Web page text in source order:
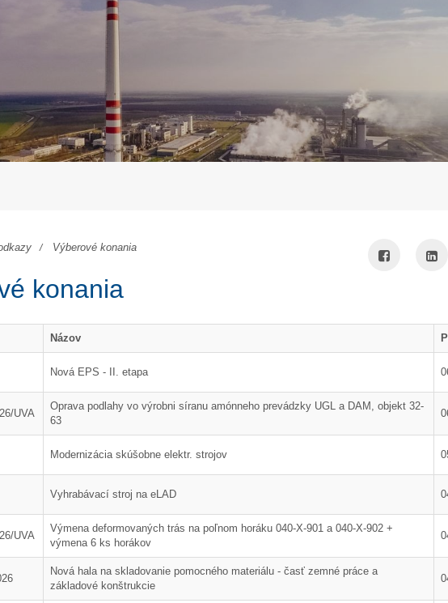
Výberové konania
konania
Názov
Nová EPS - II. etapa
UVA
Oprava podlahy vo výrobni síranu amónneho prevádzky UGL a DAM, objekt 32-
63
Modernizácia skúšobne elektr. strojov
Vyhrabávací stroj na eLAD
UVA
Výmena deformovaných trás na poľnom horáku 040-X-901 a 040-X-902 +
výmena 6 ks horákov
Nová hala na skladovanie pomocného materiálu - časť zemné práce a
základové konštrukcie